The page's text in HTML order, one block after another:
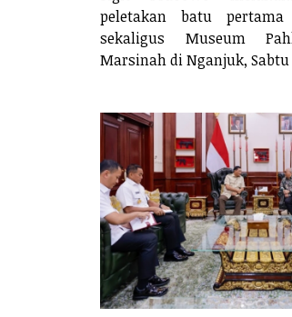
peletakan batu pertama
sekaligus Museum
Marsinah di Nganjuk, Sabtu